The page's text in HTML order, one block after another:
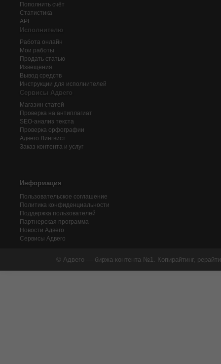
Пополнить счёт
Статистика
API
Исполнителю
Работа онлайн
Мои работы
Продать статью
Извещения
Вывод средств
Инструкции для исполнителей
Сервисы Адвего
Магазин статей
Проверка на антиплагиат
SEO-анализ текста
Проверка орфографии
Адвего Лингвист
Заказ контента и услуг
Информация
Пользовательское соглашение
Политика конфиденциальности
Поддержка пользователей
Партнерская программа
Новости Адвего
Сервисы Адвего
© Адвего — биржа контента №1. Копирайтинг,